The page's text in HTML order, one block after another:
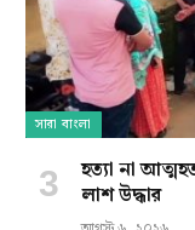
সারা বাংলা
হত্যা না
লাশ উদ্ধার